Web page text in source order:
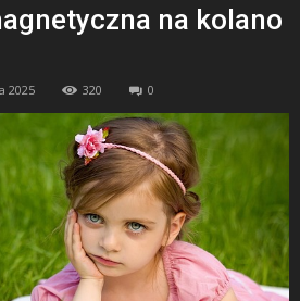
na kolano
2025 320 0